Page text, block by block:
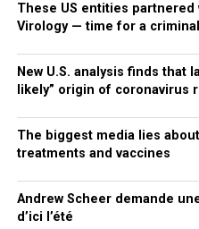
These US entities
Virology — time for a
New U.S. analysis finds that
likely” origin of coronavirus
The biggest media lies
treatments and vaccines
Andrew Scheer demande
d’ici l’été